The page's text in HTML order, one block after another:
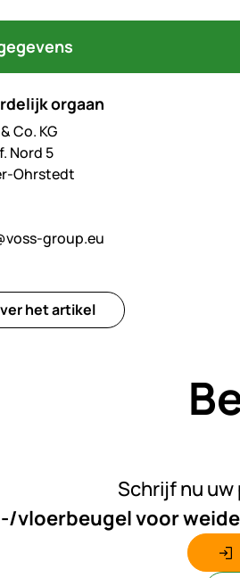
orgaan
Co. KG
Nord 5
Ohrstedt
group.eu
het artikel
Schrijf nu
vloerbeugel voor